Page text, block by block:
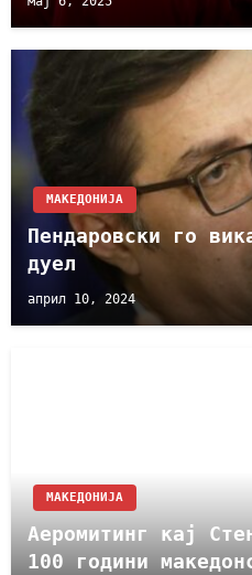
МАКЕДОНИЈА
Пендаровски го
дуел
април 10, 2024
МАКЕДОНИЈА
Аеромитинг кај
100 години